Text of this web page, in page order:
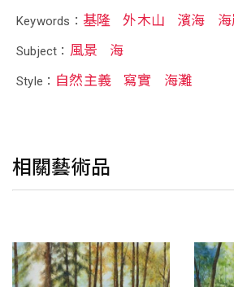
Keywords： 基隆 外木山 濱海
Subject： 風景 海
Style： 自然主義 寫實 海灘
相關藝術品